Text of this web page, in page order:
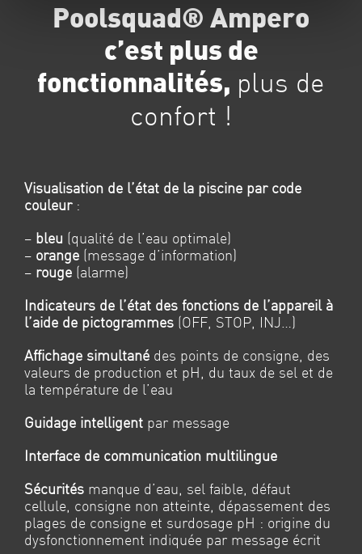
Poolsquad® Ampero
c’est plus de
fonctionnalités, plus de
confort !
Visualisation de l’état de la piscine par code
couleur:
– bleu (qualité de l’eau optimale)
– orange (message d’information)
– rouge (alarme)
Indicateurs de l’état des fonctions de l’appareil à
l’aide de pictogrammes(OFF, STOP, INJ…)
Affichage simultané des points de consigne, des
valeurs de production et pH, du taux de sel et de
la température de l’eau
Guidage intelligentpar message
Interface de communication multilingue
Sécurités manque d’eau, sel faible, défaut
cellule, consigne non atteinte, dépassement des
plages de consigne et surdosage pH : origine du
dysfonctionnement indiquée par message écrit